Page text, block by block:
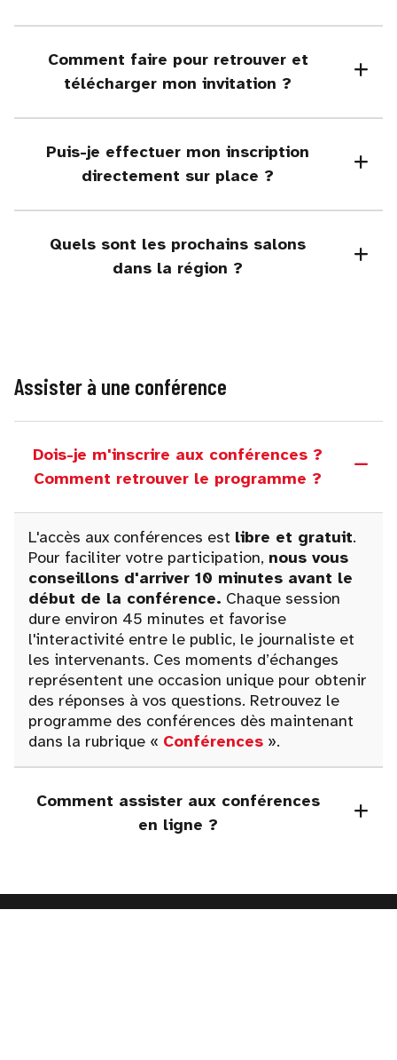
Comment faire pour retrouver et
télécharger mon invitation ?
Puis-je effectuer mon inscription
directement sur place ?
Quels sont les prochains salons
dans la région ?
Assister à une conférence
Dois-je m'inscrire aux conférences ?
Comment retrouver le programme ?
L'accès aux conférences est libre et gratuit.
Pour faciliter votre participation, nous vous
conseillons d'arriver 10 minutes avant le
début de la conférence. Chaque session
dure environ 45 minutes et favorise
l'interactivité entre le public, le journaliste et
les intervenants. Ces moments d’échanges
représentent une occasion unique pour obtenir
des réponses à vos questions. Retrouvez le
programme des conférences dès maintenant
dans la rubrique « Conférences ».
Comment assister aux conférences
en ligne ?